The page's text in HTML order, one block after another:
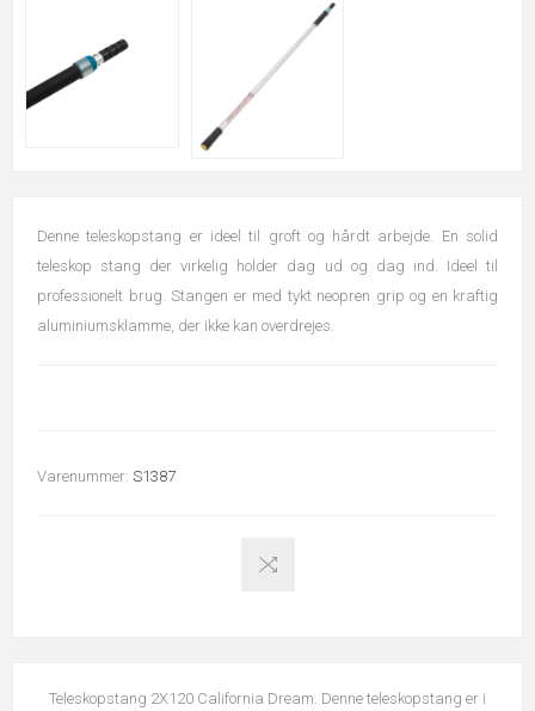
Denne teleskopstang er ideel til groft og hårdt arbejde. En solid
teleskop stang der virkelig holder dag ud og dag ind. Ideel til
professionelt brug. Stangen er med tykt neopren grip og en kraftig
aluminiumsklamme, der ikke kan overdrejes.
Varenummer: S1387
Teleskopstang 2X120 California Dream. Denne teleskopstang er i